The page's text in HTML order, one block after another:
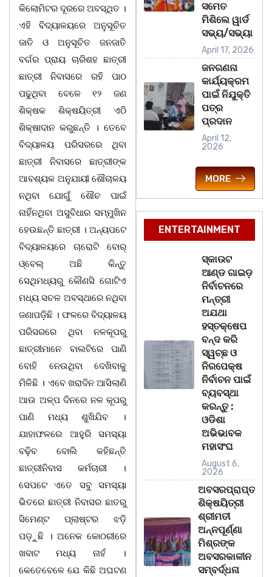
କିଲୋମିଟର ଦୂରରେ ଅବସ୍ଥିତ ।
ଏହି ବିଦ୍ୟାଳୟରେ ଅନୁସୂଚିତ
ଜାତି ଓ ଅନୁସୂଚିତ ଜନଜାତି
ବର୍ଗର ପ୍ରାୟ ଚାରିଶହ ଛାତ୍ରୀ
ଛାତ୍ରୀ ନିବାସରେ ରହି ପାଠ
ପଢୁଥିବା ବେଳେ ୧୨ ଜଣ
ଶିକ୍ଷକ ଶିକ୍ଷୟିତ୍ରୀ ଏଠି
ଶିକ୍ଷାଦାନ କରୁଛନ୍ତି । ତେବେ
ବିଦ୍ୟାଳୟ ପରିସରରେ ଥିବା
ଛାତ୍ରୀ ନିବାସରେ ଛାତ୍ରୀଙ୍କ
ଆବଶ୍ୟକ ଅନୁଯାୟୀ ଶୌଚାଳୟ
ନଥିବା ଯୋଗୁଁ ଶୌଚ ପାଇଁ
ନାହିଁନଥିବା ଅସୁବିଧାର ସମ୍ମୁଖିନ
ହେଉଛନ୍ତି ଛାତ୍ରୀ । ଅନ୍ୟପଟେ
ବିଦ୍ୟାଳୟରେ ଚାରୋଟି ବୋର୍
ଓ୍ବେଲ୍ ଅଛି କିନ୍ତୁ
ସେଥିମଧ୍ୟରୁ କୌଣସି ଗୋଟିଏ
ମଧ୍ୟ ସଚଳ ଅବସ୍ଥାରେ ନଥିବା
ଜଣାପଡ଼ିଛି । ଫଳରେ ବିଦ୍ୟାଳୟ
ପରିସରରେ ଥିବା ନଳକୂପରୁ
ଛାତ୍ରୀମାନେ ବାଲଟିରେ ପାଣି
ବୋହି ନେଉଥିବା ଦେଖିବାକୁ
ମିଳିଛି । ଏବେ ଖରାଦିନ ଆସିଲାଣି
ଆଉ ଅଳ୍ପ ଦିନରେ ନଳ କୂପରୁ
ପାଣି ମଧ୍ୟ ଶୁଖିଯିବ ।
ଯାହାଫଳରେ ଆହୁରି ସମସ୍ୟା
ବଢ଼ିବ ବୋଲି କହିଛନ୍ତି
ଛାତ୍ରୀନିବାସ କର୍ମଚାରୀ ।
ସେପଟେ ଏତେ ସବୁ ସମସ୍ୟା
ଭିତରେ ଛାତ୍ରୀ ନିବାସର ଛାତରୁ
ସିମେଣ୍ଟ ପ୍ଲାଷ୍ଟର ଝଡ଼ି
ପଡ଼ୁଛି । ଅନେକ କୋଠରୀରେ
ଖବାଟ ମଧ୍ୟ ନାହଁ ।
କେତେବେଳେ ଯେ କିଛି ଅଘଟଣ
ସମେତ
ମିଶିଲେ ୱାର୍ଡ
ସଭ୍ୟ/ସଭ୍ୟା
April 17, 2026
ଜନଗଣନା
କାର୍ଯ୍ୟକ୍ରମ
ପାଇଁ ନିଯୁକ୍ତି
ପତ୍ର
ପ୍ରଦାନ
April 12,
2026
MORE
ENTERTAINMENT
ସ୍କାଉଟ
ଆଣ୍ଡ ଗାଇଡ଼
ନିର୍ବାଚନରେ
ମନ୍ତ୍ରୀ
ଅଯଥା
ହସ୍ତକ୍ଷେପ
ବନ୍ଦ କରି
ସ୍ୱଚ୍ଛ ଓ
ନିରପେକ୍ଷ
ନିର୍ବାଚନ ପାଇଁ
ବ୍ୟବସ୍ଥା
କରନ୍ତୁ :
ଓଡିଶା
ଅଭିଭାବକ
ମହାସଂଘ
August 6,
2026
ଅବସରପ୍ରାପ୍ତ
ଶିକ୍ଷୟିତ୍ରୀ
ଶ୍ରୀମତୀ
ଅନ୍ନପୂର୍ଣ୍ଣା
ମିଶ୍ରଙ୍କ
ଅବସରକାଳୀନ
ସମ୍ବର୍ଦ୍ଧନା